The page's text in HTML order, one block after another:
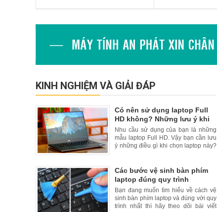
KINH NGHIỆM VÀ GIẢI ĐÁP
Có nên sử dụng laptop Full
HD không? Những lưu ý khi
lựa chọn?
Nhu cầu sử dụng của bạn là những
mẫu laptop Full HD. Vậy bạn cần lưu
ý những điều gì khi chọn laptop này?
Các bước vệ sinh bàn phím
laptop đúng quy trình
Bạn đang muốn tìm hiểu về cách vệ
sinh bàn phím laptop và đúng với quy
trình nhất thì hãy theo dõi bài viết